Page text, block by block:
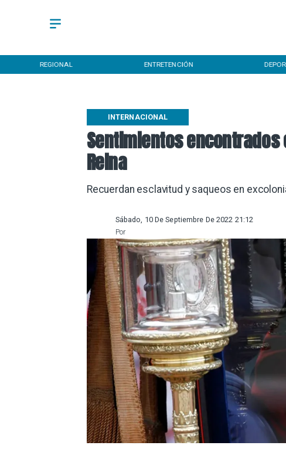
REGIONAL ENTRETENCIÓN
Sentimientos
Reina
Recuerdan esclavitud y saqueos en
INTERNACIONAL
Sábado, 10 De Septiembre De 2022 21:12
Por